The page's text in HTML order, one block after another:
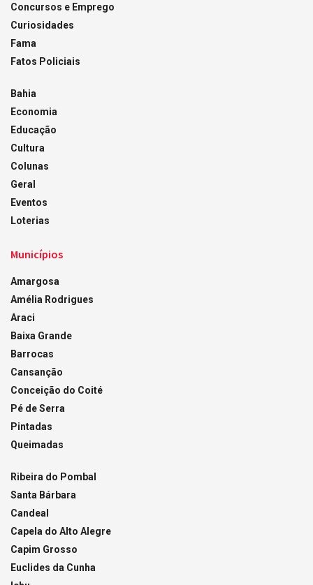
Concursos e Emprego
Curiosidades
Fama
Fatos Policiais
Bahia
Economia
Educação
Cultura
Colunas
Geral
Eventos
Loterias
Municípios
Amargosa
Amélia Rodrigues
Araci
Baixa Grande
Barrocas
Cansanção
Conceição do Coité
Pé de Serra
Pintadas
Queimadas
Ribeira do Pombal
Santa Bárbara
Candeal
Capela do Alto Alegre
Capim Grosso
Euclides da Cunha